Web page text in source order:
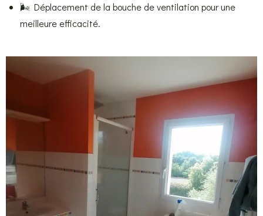
🌬️ Déplacement de la bouche de ventilation pour une
meilleure efficacité.